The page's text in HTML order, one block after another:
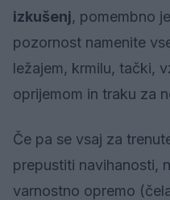
izkušenj, pomembno
pozornost namenite
ležajem, krmilu, tački,
oprijemom in traku za
Če pa se vsaj za
prepustiti navihanosti,
varnostno opremo